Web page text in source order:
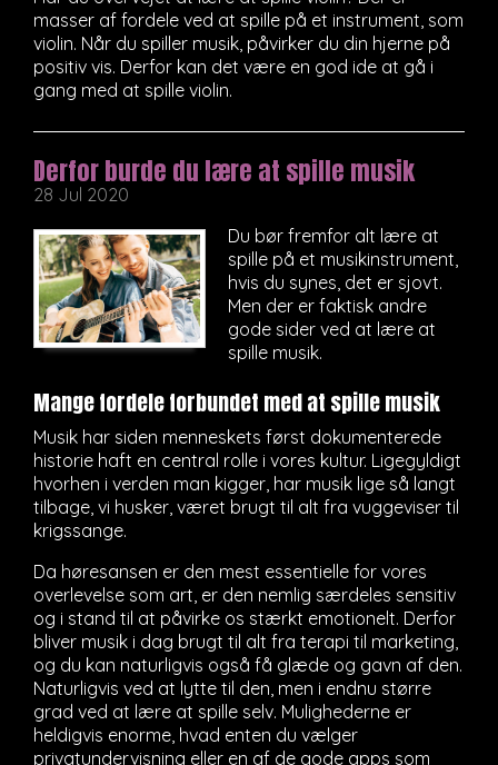
masser af fordele ved at spille på et instrument, som
violin. Når du spiller musik, påvirker du din hjerne på
positiv vis. Derfor kan det være en god ide at gå i
gang med at spille violin.
Derfor burde du lære at spille musik
28 Jul 2020
Du bør fremfor alt lære at
spille på et musikinstrument,
hvis du synes, det er sjovt.
Men der er faktisk andre
gode sider ved at lære at
spille musik.
Mange fordele forbundet med at spille musik
Musik har siden menneskets først dokumenterede
historie haft en central rolle i vores kultur. Ligegyldigt
hvorhen i verden man kigger, har musik lige så langt
tilbage, vi husker, været brugt til alt fra vuggeviser til
krigssange.
Da høresansen er den mest essentielle for vores
overlevelse som art, er den nemlig særdeles sensitiv
og i stand til at påvirke os stærkt emotionelt. Derfor
bliver musik i dag brugt til alt fra terapi til marketing,
og du kan naturligvis også få glæde og gavn af den.
Naturligvis ved at lytte til den, men i endnu større
grad ved at lære at spille selv. Mulighederne er
heldigvis enorme, hvad enten du vælger
privatundervisning eller en af de gode apps som